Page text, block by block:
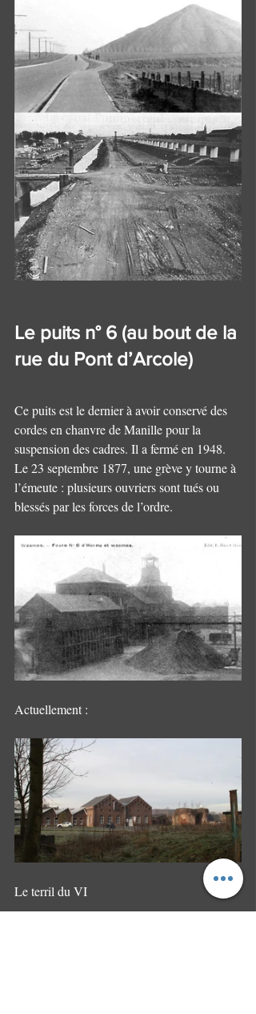
Le puits n° 6 (au bout de la
rue du Pont d’Arcole)
Ce puits est le dernier à avoir conservé des
cordes en chanvre de Manille pour la
suspension des cadres. Il a fermé en 1948.
Le 23 septembre 1877, une grève y tourne à
l’émeute : plusieurs ouvriers sont tués ou
blessés par les forces de l’ordre.
Actuellement :
Le terril du VI